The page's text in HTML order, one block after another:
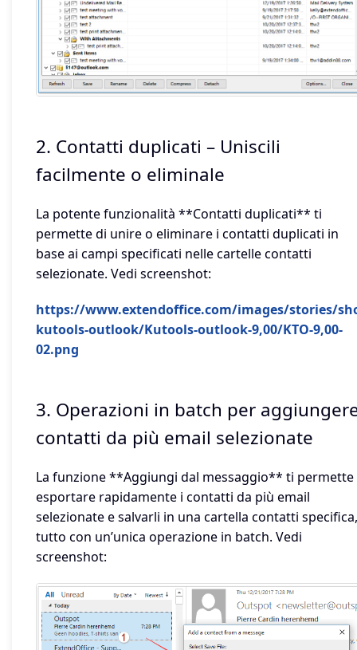
2. Contatti duplicati – Uniscili
facilmente o eliminale
La potente funzionalità **Contatti duplicati** ti
permette di unire o eliminare i contatti duplicati in
base ai campi specificati nelle cartelle contatti
selezionate. Vedi screenshot:
https://www.extendoffice.com/images/stories/
kutools-outlook/Kutools-outlook-9,00/KTO-9,00-
02.png
3. Operazioni in batch per
contatti da più email selezionate
La funzione **Aggiungi dal messaggio** ti permette
esportare rapidamente i contatti da più email
selezionate e salvarli in una cartella contatti
tutto con un’unica operazione in batch. Vedi
screenshot: